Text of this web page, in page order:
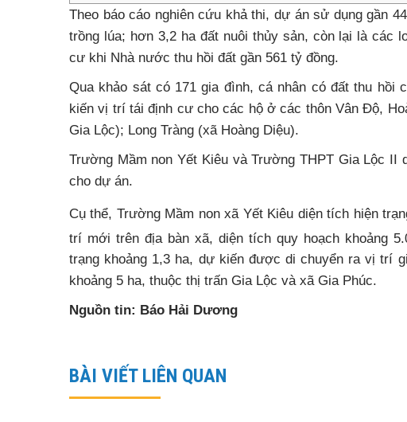
Theo báo cáo nghiên cứu khả thi, dự án sử dụng gần
trồng lúa; hơn 3,2 ha đất nuôi thủy sản, còn lại là các
cư khi Nhà nước thu hồi đất gần 561 tỷ đồng.
Qua khảo sát có 171 gia đình, cá nhân có đất thu hồi
kiến vị trí tái định cư cho các hộ ở các thôn Vân Độ,
Gia Lộc); Long Tràng (xã Hoàng Diệu).
Trường Mầm non Yết Kiêu và Trường THPT Gia Lộc
cho dự án.
Cụ thể, Trường Mầm non xã Yết Kiêu diện tích hiện
trí mới trên địa bàn xã, diện tích quy hoạch khoảng
trạng khoảng 1,3 ha, dự kiến được di chuyển ra vị trí
khoảng 5 ha, thuộc thị trấn Gia Lộc và xã Gia Phúc.
Nguồn tin: Báo Hải Dương
BÀI VIẾT LIÊN QUAN